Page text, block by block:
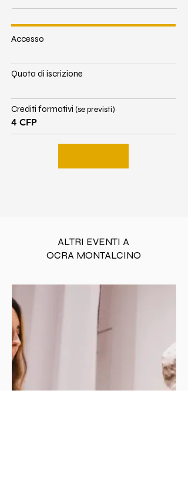
Accesso
Quota di iscrizione
Crediti formativi (se previsti)
4 CFP
ALTRI EVENTI A
OCRA MONTALCINO